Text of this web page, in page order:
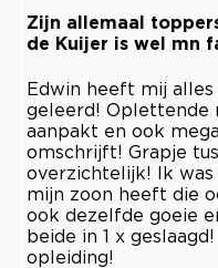
Zijn allemaal
de Kuijer is wel mn
Edwin heeft mij
geleerd! Oplettende
aanpakt en ook
omschrijft! Grapje
overzichtelijk! Ik was
mijn zoon heeft die
ook dezelfde goeie
beide in 1 x
opleiding!